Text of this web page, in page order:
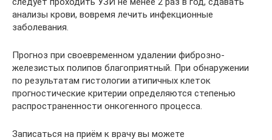
анализы крови, вовремя лечить инфекционные
заболевания.
Прогноз при своевременном удалении фиброзно-
железистых полипов благоприятный. При обнаружении
по результатам гистологии атипичных клеток
прогностические критерии определяются степенью
распространенности онкогенного процесса.
Записаться на приём к врачу вы можете